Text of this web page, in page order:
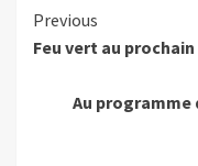
Continue
Reading
Previous
Feu vert au
Au programme